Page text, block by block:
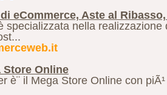
eCommerce, Aste al
specializzata nella
Store Online
è¨ il Mega Store Online con